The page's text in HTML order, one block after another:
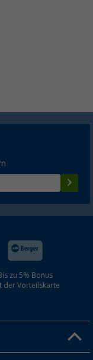
zu 5% Bonus
der Vorteilskarte